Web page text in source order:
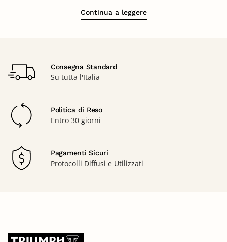
Continua a leggere
Consegna Standard
Su tutta l'Italia
Politica di Reso
Entro 30 giorni
Pagamenti Sicuri
Protocolli Diffusi e Utilizzati